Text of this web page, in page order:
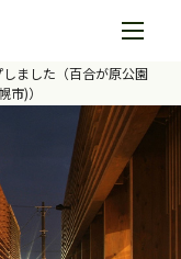
ました（百合が原公園
市)）